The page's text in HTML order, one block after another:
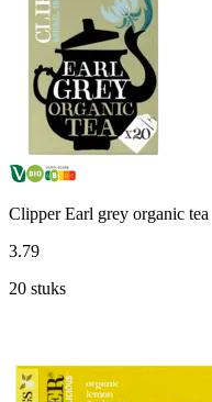
Clipper Earl grey organic tea
3.79
20 stuks